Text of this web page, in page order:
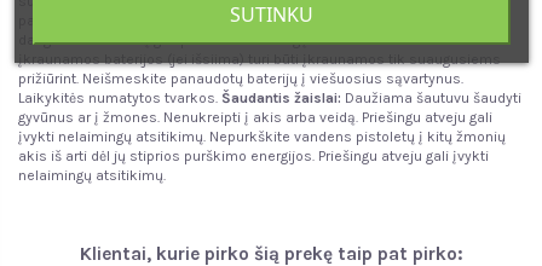
Baterijos skydelis turi būti apsaugotas
dangteliu. Elementą gali pakeisti tik suaugęs asmuo. Pakartotinai
prižiūrint. Neišmeskite panaudotų baterijų į viešuosius sąvartynus.
Laikykitės numatytos tvarkos. Šaudantis žaislai: Daužiama šautuvu šaudyti
gyvūnus ar į žmones. Nenukreipti į akis arba veidą. Priešingu atveju gali
įvykti nelaimingų atsitikimų. Nepurkškite vandens pistoletų į kitų žmonių
akis iš arti dėl jų stiprios purškimo energijos. Priešingu atveju gali įvykti
nelaimingų atsitikimų.
Klientai, kurie pirko šią prekę taip pat pirko:
SUTINKU